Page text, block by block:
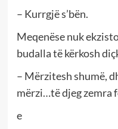
– Kurrgjë s’bën.
Meqenëse nuk
budalla të kërkosh
– Mërzitesh shumë,
mërzi…të djeg zemra
e